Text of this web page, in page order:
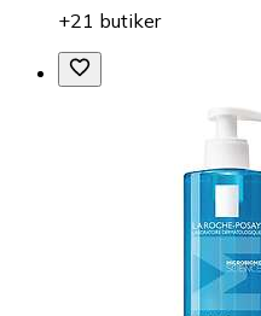
+21 butiker